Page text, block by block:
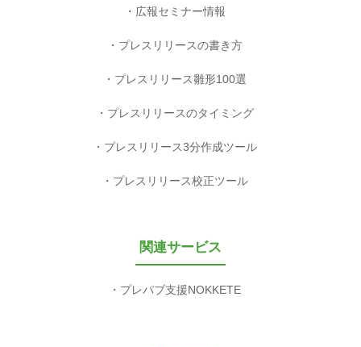
広報セミナー情報
プレスリリースの書き方
プレスリリース雛形100選
プレスリリースのタイミング
プレスリリース3分作成ツール
プレスリリース校正ツール
関連サービス
プレパブ支援NOKKETE